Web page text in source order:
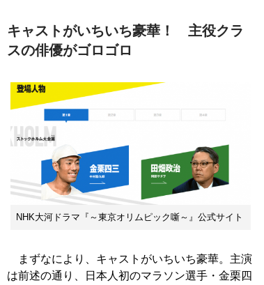
キャストがいちいち豪華！ 主役クラ
スの俳優がゴロゴロ
NHK大河ドラマ『～東京オリムピック噺～』公式サイト
まずなにより、キャストがいちいち豪華。主演
は前述の通り、日本人初のマラソン選手・金栗四